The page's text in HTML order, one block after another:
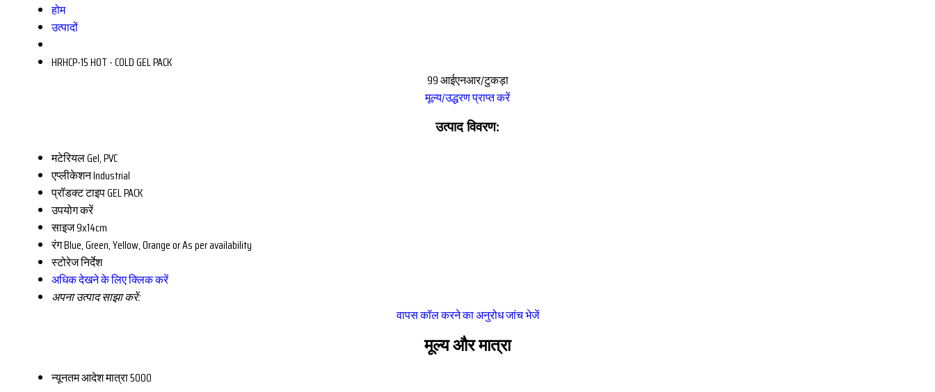
होम
उत्पादों
HRHCP-15 HOT - COLD GEL PACK
99 आईएनआर/टुकड़ा
मूल्य/उद्धरण प्राप्त करें
उत्पाद विवरण:
मटेरियलGel, PVC
एप्लीकेशनIndustrial
प्रॉडक्ट टाइपGEL PACK
उपयोग करें
साइज9x14cm
रंगBlue, Green, Yellow, Orange or As per availability
स्टोरेज निर्देश
अधिक देखने के लिए क्लिक करें
अपना उत्पाद साझा करें:
वापस कॉल करने का अनुरोधजांच भेजें
मूल्य और मात्रा
न्यूनतम आदेश मात्रा5000